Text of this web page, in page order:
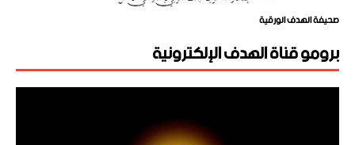
صحيفة الهدف الورقية
برومو قناة الهدف الإلكترونية
مشغل